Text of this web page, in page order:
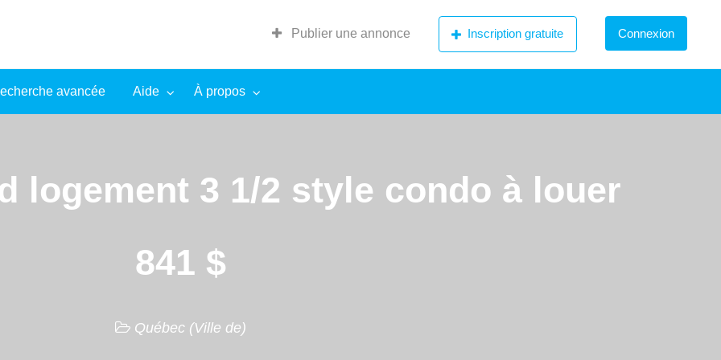
Publier une annonce Inscription gratuite Connexion
avancée Aide À propos
logement 3 1/2 style condo à louer
841 $
Québec (Ville de)